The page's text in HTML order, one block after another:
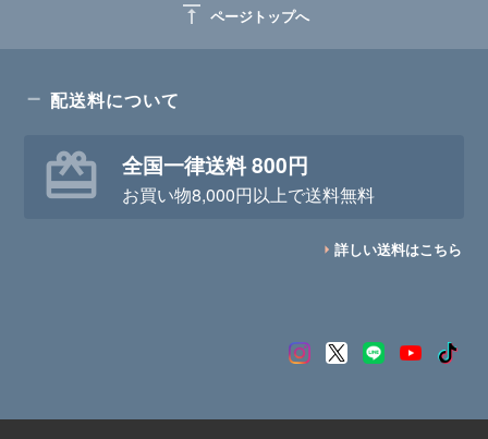
vertical_align_top ページトップへ
配送料について
全国一律送料 800円
お買い物8,000円以上で送料無料
詳しい送料はこちら